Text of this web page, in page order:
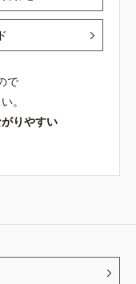
で
。
りやすい